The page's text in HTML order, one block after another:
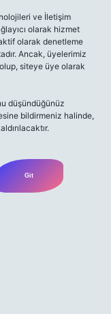
ve İletişim
olarak hizmet
olarak denetleme
Ancak, üyelerimiz
siteye üye olarak
düşündüğünüz
bildirmeniz halinde,